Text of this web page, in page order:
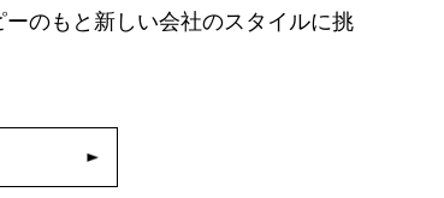
のもと新しい会社のスタイルに挑